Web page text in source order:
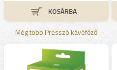
Még több Presszó kávéfőző